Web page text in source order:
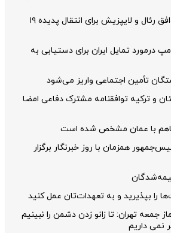
پایان جنجال؛ توافق رئال و لایپزیش برای انتقال پدیده ۱۹
درمورد تمایل ایران برای دستیابی به
تأمین اجتماعی واریز می‌شود
و ترکیه توافقنامه مشترک دفاعی امضا
با عمان مشخص شده است
همزمان با روز خبرنگار برگزار
را بپذیرید و به تعهدات‌تان عمل کنید
تهران: تا زانو زدن دشمن را نبینیم
داریم